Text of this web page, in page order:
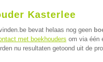
Kasterlee
bevat helaas nog geen
met boekhouders om via één
nu resultaten getoond uit de